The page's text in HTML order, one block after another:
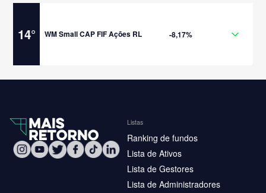
14° WM Small CAP FIF Ações RL -8,17%
Listas
Ranking de fundos
Lista de Ativos
Lista de Gestores
Lista de Administradores